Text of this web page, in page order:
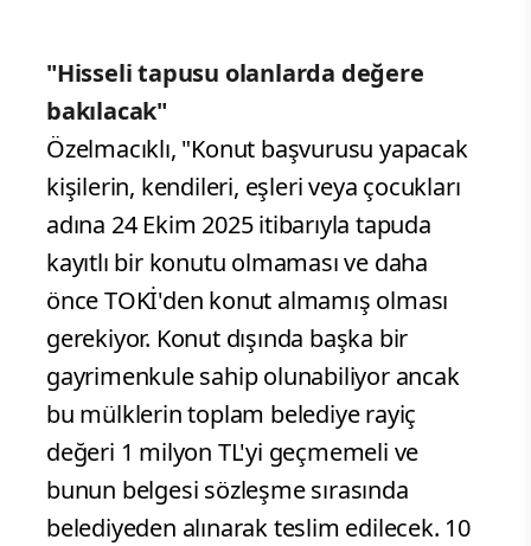
"Hisseli tapusu olanlarda değere
bakılacak"
Özelmacıklı, "Konut başvurusu yapacak
kişilerin, kendileri, eşleri veya çocukları
adına 24 Ekim 2025 itibarıyla tapuda
kayıtlı bir konutu olmaması ve daha
önce TOKİ'den konut almamış olması
gerekiyor. Konut dışında başka bir
gayrimenkule sahip olunabiliyor ancak
bu mülklerin toplam belediye rayiç
değeri 1 milyon TL'yi geçmemeli ve
bunun belgesi sözleşme sırasında
belediyeden alınarak teslim edilecek. 10